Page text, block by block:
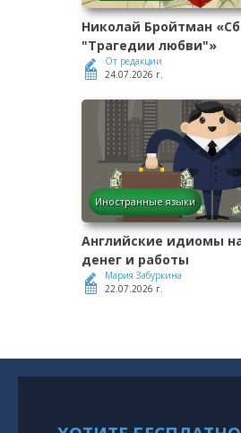
Николай Бройтман
"Трагедии любви"»
От редакции
24.07.2026 г.
Иностранные языки
Английские идиомы
денег и работы
Мария Забуркина
22.07.2026 г.